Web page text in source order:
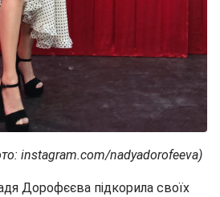
instagram.com/nadyadorofeeva)
Дорофєєва підкорила своїх